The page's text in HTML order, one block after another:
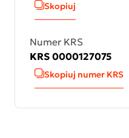
Skopiuj
Numer KRS
KRS 0000127075
Skopiuj numer KRS